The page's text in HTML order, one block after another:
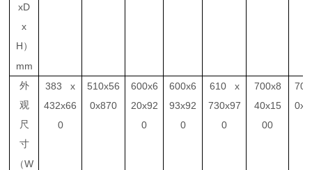
xD
x
H ）
mm
外
观
尺
寸
（W
383 x
432x66
0
510x56
0x870
600x6
20x92
0
600x6
93x92
0
610 x
730x97
0
700x8
40x15
00